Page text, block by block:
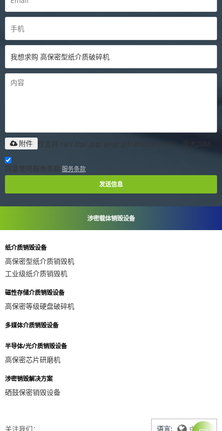
仅支持.rar/.zip/.jpg/.png/.gif/.doc/.xls/.pdf，最大20M
附件
同意使用服务条款,服务条款
发送信息
涉密载体销毁设备
纸介质销毁设备
高保密型纸介质销毁机
工业级纸介质销毁机
磁性存储介质销毁设备
高保密等级硬盘破碎机
多媒体介质销毁设备
半导体/光介质销毁设备
高保密芯片研磨机
涉密销毁解决方案
硒鼓保密销毁设备
关注我们： 语言: 中文